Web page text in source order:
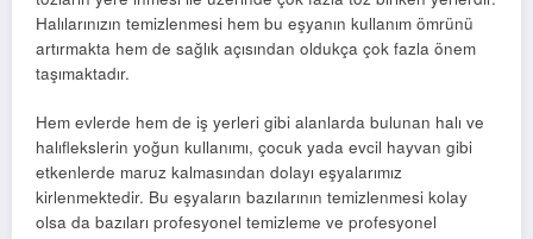
Halılarınızın temizlenmesi hem bu eşyanın kullanım ömrünü
artırmakta hem de sağlık açısından oldukça çok fazla önem
taşımaktadır.
Hem evlerde hem de iş yerleri gibi alanlarda bulunan halı ve
halıflekslerin yoğun kullanımı, çocuk yada evcil hayvan gibi
etkenlerde maruz kalmasından dolayı eşyalarımız
kirlenmektedir. Bu eşyaların bazılarının temizlenmesi kolay
olsa da bazıları profesyonel temizleme ve profesyonel